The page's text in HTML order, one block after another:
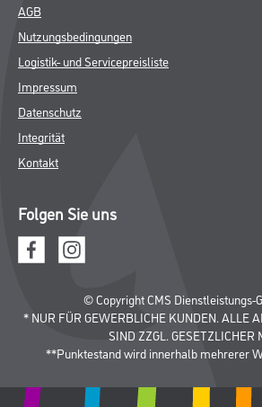
AGB
Nutzungsbedingungen
Logistik- und Servicepreisliste
Impressum
Datenschutz
Integrität
Kontakt
Folgen Sie uns
© Copyright CMS Dienstleistungs-
* NUR FÜR GEWERBLICHE KUNDEN. ALLE
SIND ZZGL. GESETZLICHER
**Punktestand wird innerhalb mehrerer